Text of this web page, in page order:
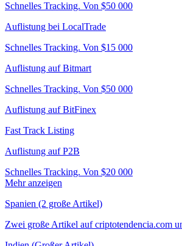
Schnelles Tracking. Von $50 000
Auflistung bei LocalTrade
Schnelles Tracking. Von $15 000
Auflistung auf Bitmart
Schnelles Tracking. Von $50 000
Auflistung auf BitFinex
Fast Track Listing
Auflistung auf P2B
Schnelles Tracking. Von $20 000
Mehr anzeigen
Spanien (2 große Artikel)
Zwei große Artikel auf criptotendencia.com